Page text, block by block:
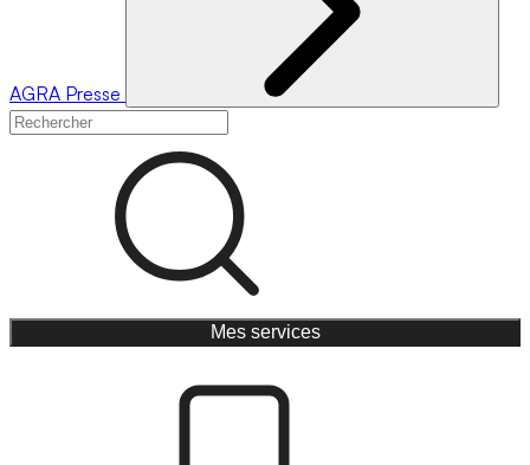
AGRA Presse
Mes services